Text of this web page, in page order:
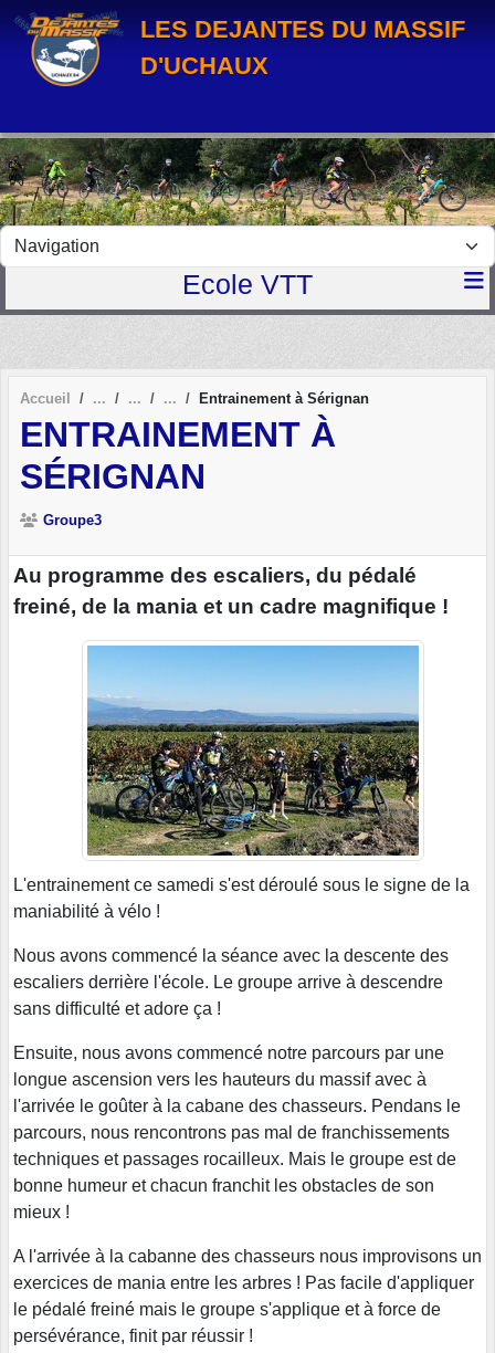
LES DEJANTES DU MASSIF
D'UCHAUX
Ecole VTT
Accueil Entrainement à Sérignan
ENTRAINEMENT À
SÉRIGNAN
Groupe3
Au programme des escaliers, du pédalé
freiné, de la mania et un cadre magnifique !
L'entrainement ce samedi s'est déroulé sous le signe de la
maniabilité à vélo !
Nous avons commencé la séance avec la descente des
escaliers derrière l'école. Le groupe arrive à descendre
sans difficulté et adore ça !
Ensuite, nous avons commencé notre parcours par une
longue ascension vers les hauteurs du massif avec à
l'arrivée le goûter à la cabane des chasseurs. Pendans le
parcours, nous rencontrons pas mal de franchissements
techniques et passages rocailleux. Mais le groupe est de
bonne humeur et chacun franchit les obstacles de son
mieux !
A l'arrivée à la cabanne des chasseurs nous improvisons un
exercices de mania entre les arbres ! Pas facile d'appliquer
le pédalé freiné mais le groupe s'applique et à force de
persévérance, finit par réussir !
Panneau de gestion des cookies